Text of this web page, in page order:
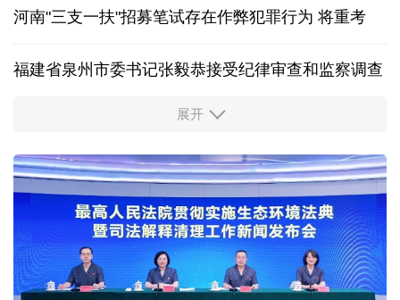
河南"三支一扶"招募笔试存在作弊犯罪行为 将重考
福建省泉州市委书记张毅恭接受纪律审查和监察调查
东航：国内客票提前14天免费退改
近346亿元 广东电网交出上半年投资建设亮眼答卷
31省份上半年外贸成绩单出炉 见证产业提质跃迁
比一张A4纸还要薄！我国高端钢材迎来密集突破
展开